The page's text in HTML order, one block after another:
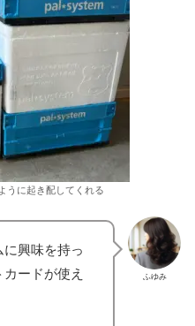
うに起き配してくれる
ふゆみ
興味を持っ
ードが使え